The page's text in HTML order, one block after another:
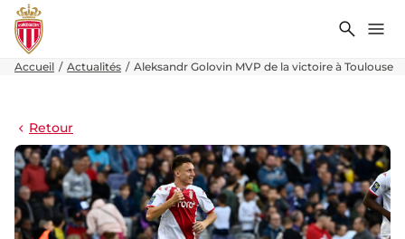
Accueil Actualités Aleksandr Golovin MVP de la victoire à Toulouse
Retour